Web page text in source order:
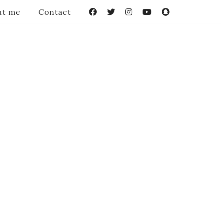
me Contact FacebookTwitterInstagramYouTube